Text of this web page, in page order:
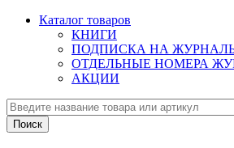
Каталог товаров
КНИГИ
ПОДПИСКА НА
ОТДЕЛЬНЫЕ НОМЕРА
АКЦИИ